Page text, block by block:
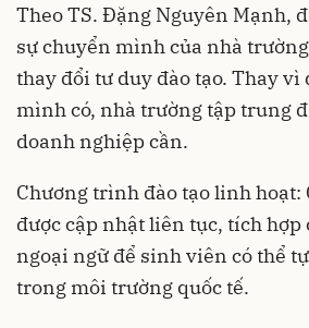
Theo TS. Đặng Nguyên Mạnh,
sự chuyển mình của nhà
thay đổi tư duy đào tạo. Thay vì
mình có, nhà trường tập trung
doanh nghiệp cần.
Chương trình đào tạo linh hoạt:
được cập nhật liên tục, tích hợp
ngoại ngữ để sinh viên có thể
trong môi trường quốc tế.